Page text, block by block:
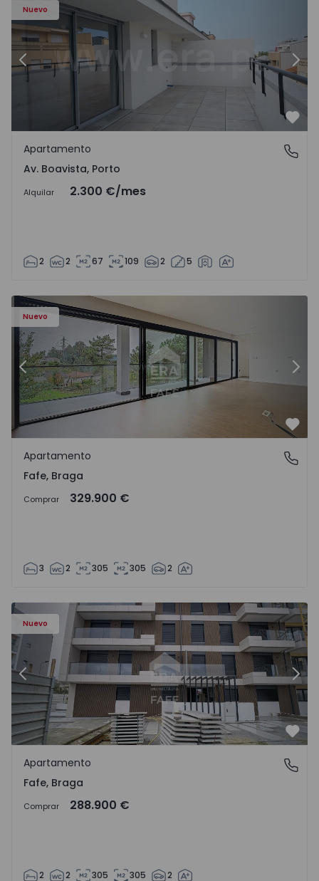
Nuevo
Anterior
Av. Boavista, Porto
Apartamento
Av. Boavista, Porto
Alquilar 2.300 €/mes
2 2 67 109 2 5
Nuevo
Anterior
Fafe, Braga
Apartamento
Fafe, Braga
Comprar 329.900 €
3 2 305 305 2
Nuevo
Anterior
Fafe, Braga
Apartamento
Fafe, Braga
Comprar 288.900 €
2 2 305 305 2